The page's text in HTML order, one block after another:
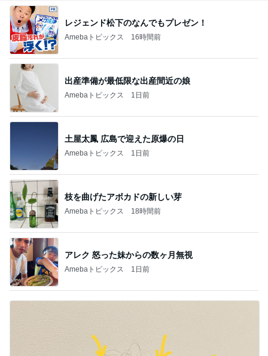
レジェンド松下のなんでもプレゼン！
Amebaトピックス 16時間前
出産準備が最低限な出産間近の娘
Amebaトピックス 1日前
土屋太鳳 広島で迎えた原爆の日
Amebaトピックス 1日前
枝を曲げたアボカドの新しい芽
Amebaトピックス 18時間前
アレク 怒った妹からの数ヶ月無視
Amebaトピックス 1日前